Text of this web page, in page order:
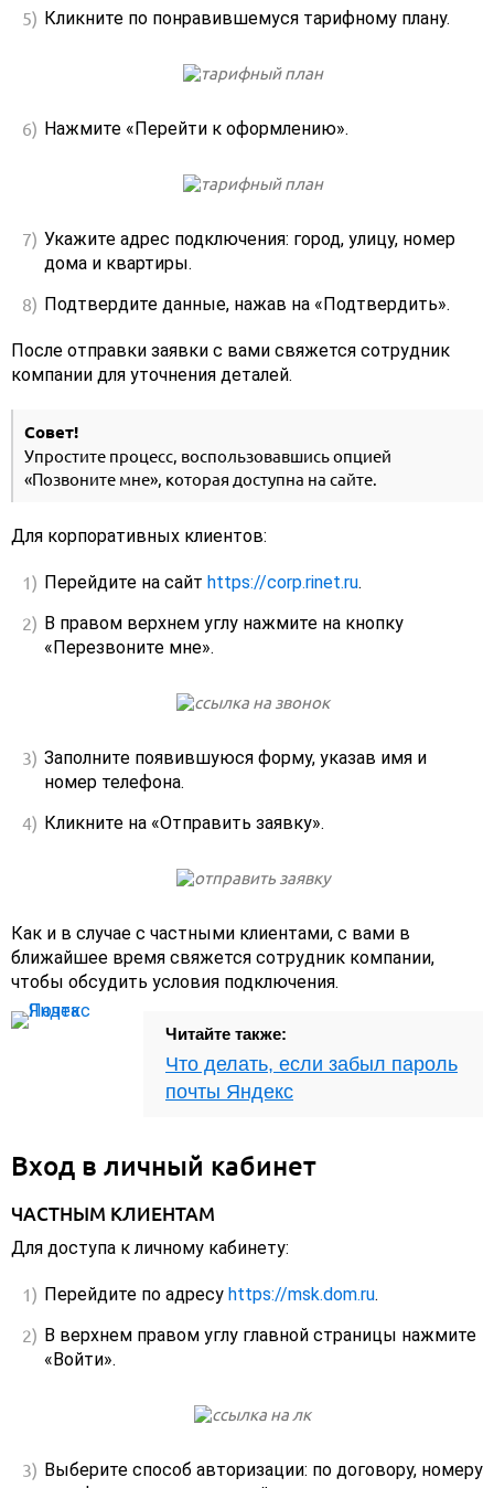
Кликните по понравившемуся тарифному плану.
Нажмите «Перейти к оформлению».
Укажите адрес подключения: город, улицу, номер
дома и квартиры.
Подтвердите данные, нажав на «Подтвердить».
После отправки заявки с вами свяжется сотрудник
компании для уточнения деталей.
Совет!
Упростите процесс, воспользовавшись опцией
«Позвоните мне», которая доступна на сайте.
Для корпоративных клиентов:
Перейдите на сайт https://corp.rinet.ru.
В правом верхнем углу нажмите на кнопку
«Перезвоните мне».
Заполните появившуюся форму, указав имя и
номер телефона.
Кликните на «Отправить заявку».
Как и в случае с частными клиентами, с вами в
ближайшее время свяжется сотрудник компании,
чтобы обсудить условия подключения.
Читайте также:
Что делать, если забыл пароль
почты Яндекс
Вход в личный кабинет
ЧАСТНЫМ КЛИЕНТАМ
Для доступа к личному кабинету:
Перейдите по адресу https://msk.dom.ru.
В верхнем правом углу главной страницы нажмите
«Войти».
Выберите способ авторизации: по договору, номеру